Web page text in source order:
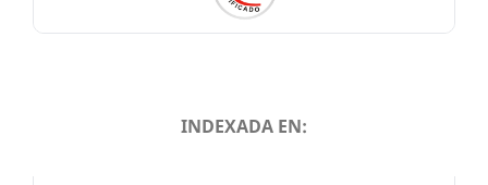
INDEXADA EN: